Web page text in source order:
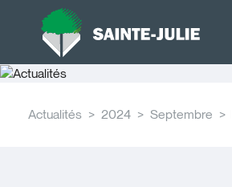
Actualités 2024 Septembre